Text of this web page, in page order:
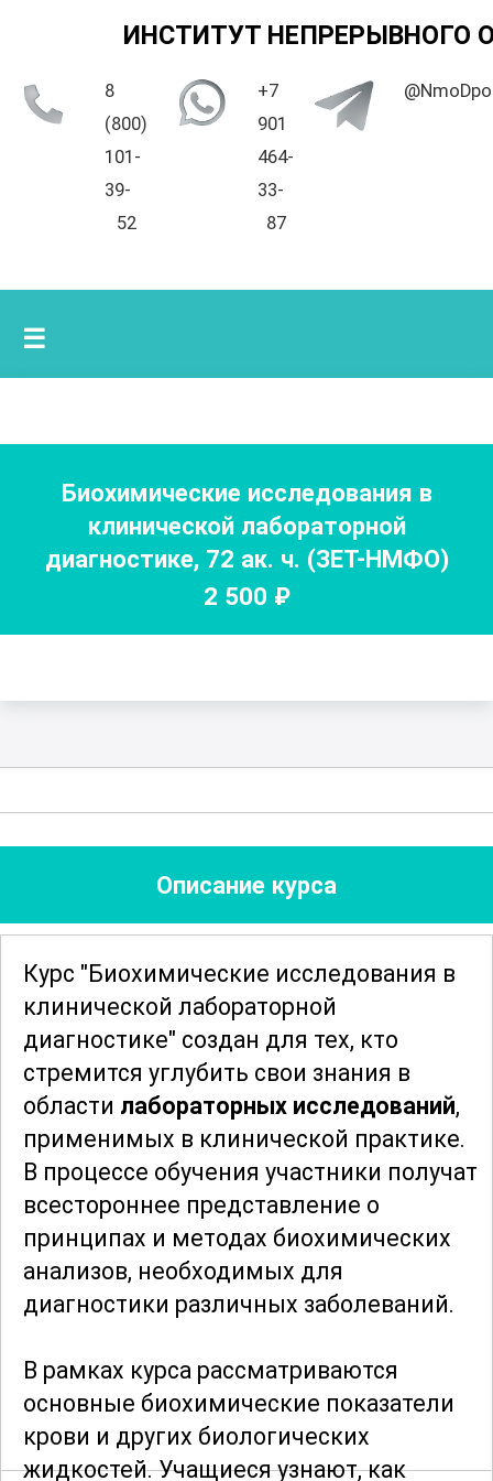
ИНСТИТУТ НЕПРЕРЫВНОГО
8
(800)
101-
39-
52
+7
901
464-
33-
87
☰
Биохимические исследования в
клинической лабораторной
диагностике, 72 ак. ч. (ЗЕТ-НМФО)
2 500 ₽
Описание курса
Курс "Биохимические исследования в
клинической лабораторной
диагностике" создан для тех, кто
стремится углубить свои знания в
области лабораторных исследований,
применимых в клинической практике.
В процессе обучения участники получат
всестороннее представление о
принципах и методах биохимических
анализов, необходимых для
диагностики различных заболеваний.
В рамках курса рассматриваются
основные биохимические показатели
крови и других биологических
жидкостей. Учащиеся узнают, как